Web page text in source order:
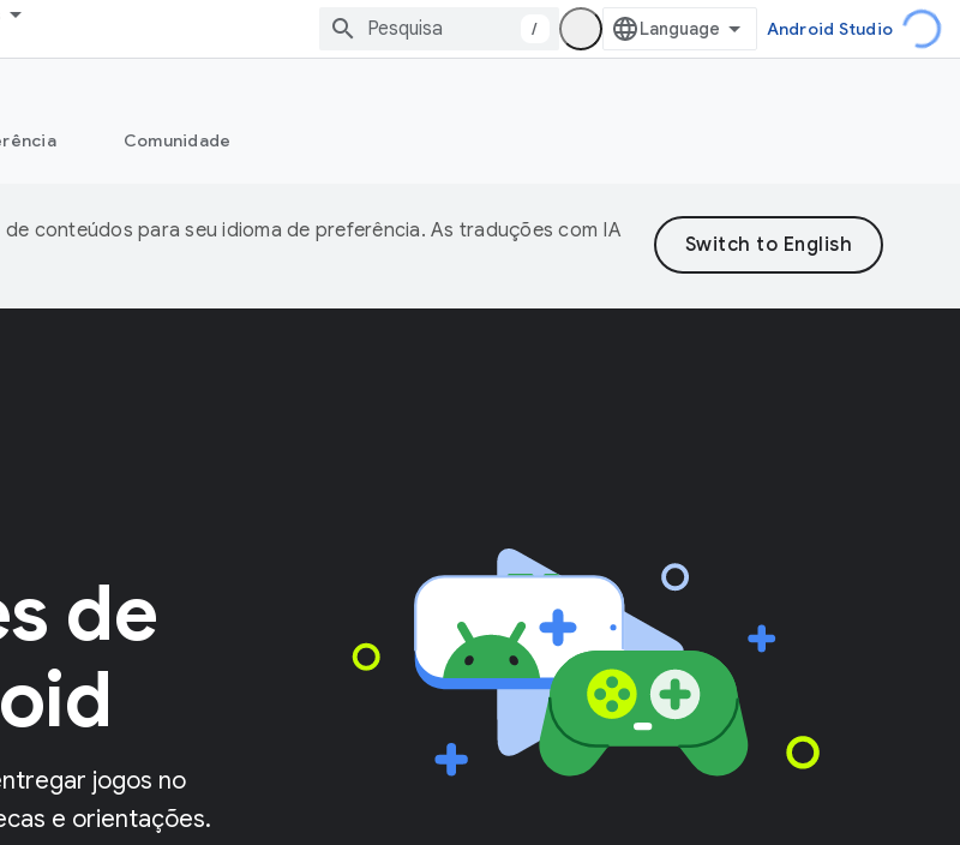
/ Android Studio
Comunidade
conteúdos para seu idioma de preferência. As traduções com IA
de
jogos no
e orientações.